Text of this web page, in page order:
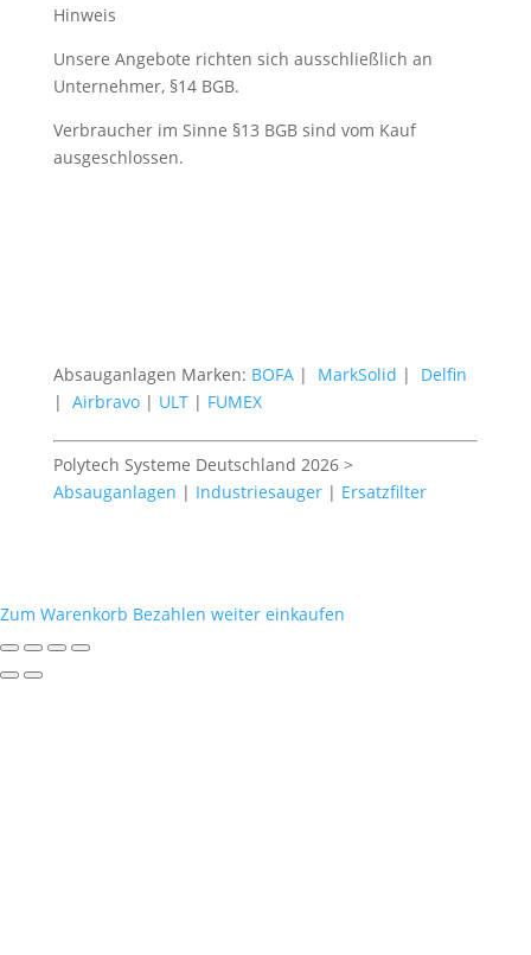
Hinweis
Unsere Angebote richten sich ausschließlich an
Unternehmer, §14 BGB.
Verbraucher im Sinne §13 BGB sind vom Kauf
ausgeschlossen.
Absauganlagen Marken: BOFA| MarkSolid | Delfin
| Airbravo| ULT| FUMEX
Polytech Systeme Deutschland 2026 >
Absauganlagen | Industriesauger| Ersatzfilter
Zum Warenkorb Bezahlen weiter einkaufen